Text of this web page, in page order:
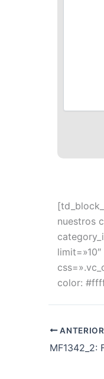
nuestros
limit=»10″
color:
ANTERIOR